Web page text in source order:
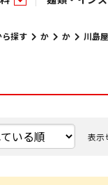
生菓子
生菓子 ポリドリン
飲料 チルド飲料・
医薬部外品 低ア
タント
・缶詰 乾物
香辛料
関連 業務用非食品
洗濯用品 小物家具
用非食品
びん詰・惣菜・乾物・
きのラッキーお菓子
関連 雑貨 業務
関連 雑貨 業務
さ行 た行
ら探す か か 川島屋
表示